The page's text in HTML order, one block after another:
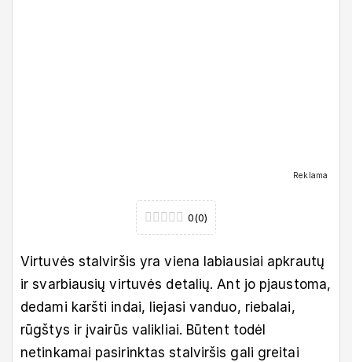
Reklama
0(0)
Virtuvės stalviršis yra viena labiausiai apkrautų
ir svarbiausių virtuvės detalių. Ant jo pjaustoma,
dedami karšti indai, liejasi vanduo, riebalai,
rūgštys ir įvairūs valikliai. Būtent todėl
netinkamai pasirinktas stalviršis gali greitai